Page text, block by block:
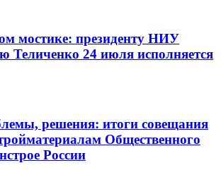
мостике: президенту НИУ
24 июля исполняется
решения: итоги совещания
Общественного
России